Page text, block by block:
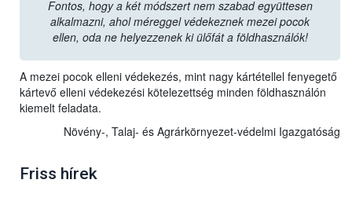
Fontos, hogy a két módszert nem szabad együttesen
alkalmazni, ahol méreggel védekeznek mezei pocok
ellen, oda ne helyezzenek ki ülőfát a földhasználók!
A mezei pocok elleni védekezés, mint nagy kártétellel fenyegető
kártevő elleni védekezési kötelezettség minden földhasználón
kiemelt feladata.
Növény-, Talaj- és Agrárkörnyezet-védelmi Igazgatóság
Friss hírek